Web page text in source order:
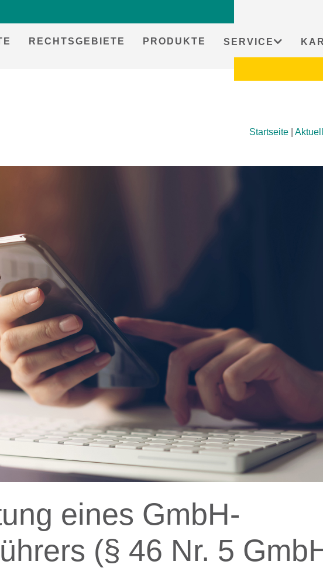
RECHTSGEBIETE PRODUKTE SERVICE
Startseite
eines GmbH-
(§ 46 Nr. 5